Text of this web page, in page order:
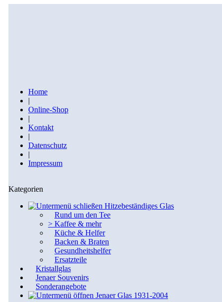
Home
|
Online-Shop
|
Kontakt
|
Datenschutz
|
Impressum
Kategorien
Hitzebeständiges Glas
Rund um den Tee
> Kaffee & mehr
Küche & Helfer
Backen & Braten
Gesundheitshelfer
Ersatzteile
Kristallglas
Jenaer Souvenirs
Sonderangebote
Jenaer Glas 1931-2004